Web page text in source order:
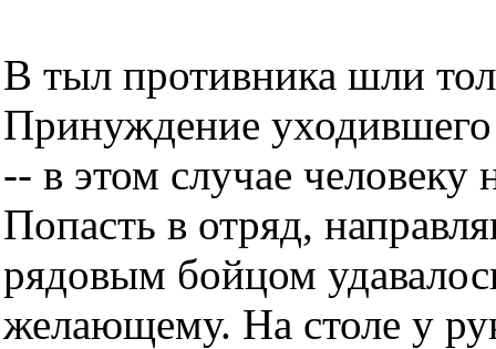
В тыл противника шли
Принуждение
-- в этом случае человеку
Попасть в отряд,
рядовым бойцом
желающему. На столе у